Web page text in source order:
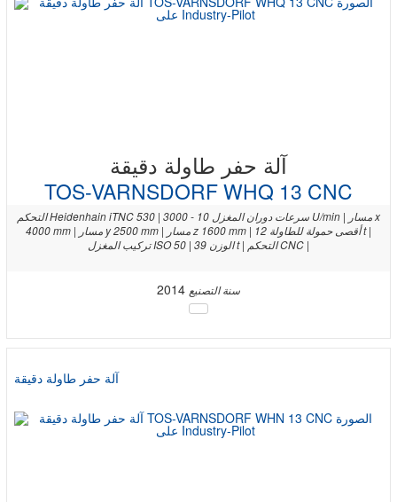
آلة حفر طاولة دقيقة
TOS-VARNSDORF WHQ 13 CNC
التحكم Heidenhain iTNC 530 | سرعات دوران المغزل 10 - 3000 U/min | مسار x
4000 mm | مسار y 2500 mm | مسار z 1600 mm | أقصى حمولة للطاولة 12 t |
تركيب المغزل ISO 50 | الوزن 39 t | التحكم CNC |
سنة التصنيع
آلة حفر طاولة دقيقة